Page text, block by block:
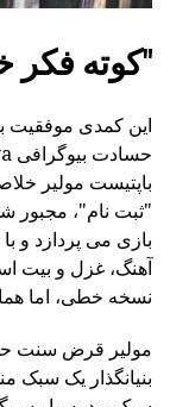
"کوته فکر
این کمدی موفقیت
باپتیست مولیر
"ثبت نام"، مجبور
بازی می پردازد و
آهنگ، غزل و
نسخه خطی، اما
مولیر قرض سنت
بنیانگذار یک سبک